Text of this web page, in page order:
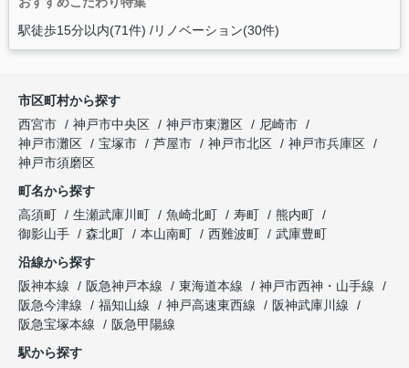
駅徒歩15分以内(71件) リノベーション(30件)
市区町村から探す
西宮市
神戸市中央区 神戸市東灘区
尼崎市
神戸市灘区
宝塚市 芦屋市 神戸市北区
神戸市兵庫区
神戸市須磨区
町名から探す
高須町
生瀬武庫川町 魚崎北町 寿町
熊内町
御影山手
森北町 本山南町 西難波町
武庫豊町
沿線から探す
阪神本線
阪急神戸本線 東海道本線
神戸市西神・山手線
阪急今津線
福知山線 神戸高速東西線
阪神武庫川線
阪急宝塚本線
阪急甲陽線
駅から探す